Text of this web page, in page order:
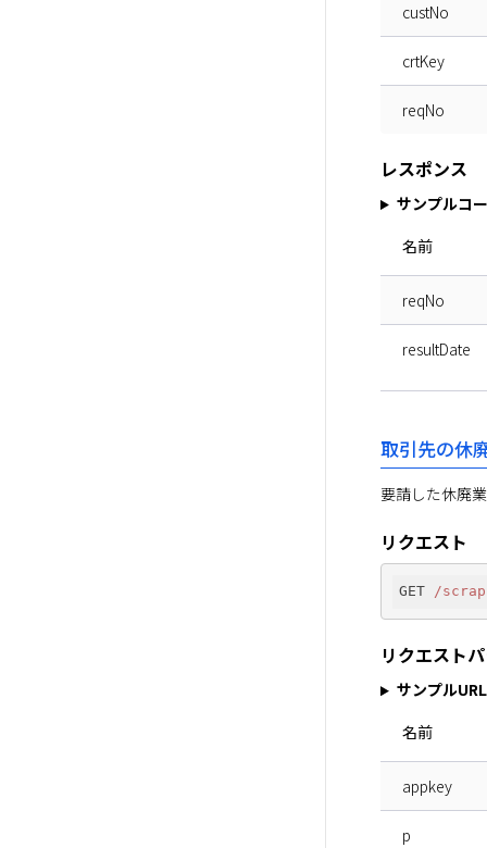
custNo
crtKey
reqNo
レスポンス
サンプルコ
名前
reqNo
resultDate
取引先の休
要請した休廃
リクエスト
GET /
リクエスト
サンプルURL
名前
appkey
p